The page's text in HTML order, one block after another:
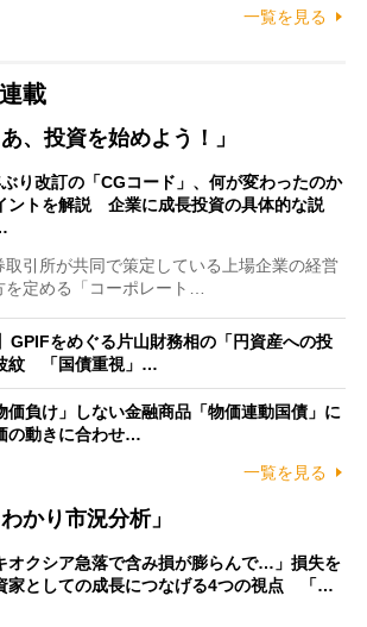
一覧を見る
載
、投資を始めよう！」
り改訂の「CGコード」、何が変わったのか
ントを解説 企業に成長投資の具体的な説
引所が共同で策定している上場企業の経営
定める「コーポレート…
GPIFをめぐる片山財務相の「円資産への投
紋 「国債重視」…
価負け」しない金融商品「物価連動国債」に
動きに合わせ…
一覧を見る
かり市況分析」
オクシア急落で含み損が膨らんで…」損失を
家としての成長につなげる4つの視点 「…